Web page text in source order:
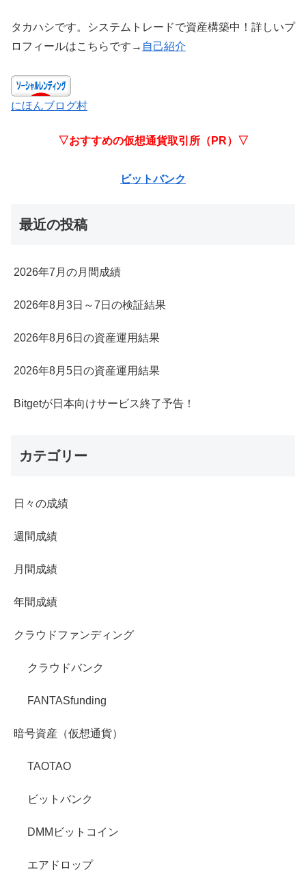
タカハシです。システムトレードで資産構築中！詳しいプ
ロフィールはこちらです→ 自己紹介
にほんブログ村
▽おすすめの仮想通貨取引所（PR）▽
ビットバンク
最近の投稿
2026年7月の月間成績
2026年8月3日～7日の検証結果
2026年8月6日の資産運用結果
2026年8月5日の資産運用結果
Bitgetが日本向けサービス終了予告！
カテゴリー
日々の成績
週間成績
月間成績
年間成績
クラウドファンディング
クラウドバンク
FANTASfunding
暗号資産（仮想通貨）
TAOTAO
ビットバンク
DMMビットコイン
エアドロップ